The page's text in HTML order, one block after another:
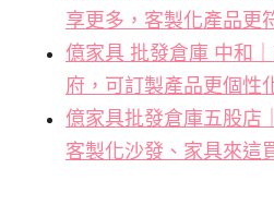
享更多，客製化產品更
億家具 批發倉庫 中和
府，可訂製產品更個性
億家具批發倉庫五股店
客製化沙發、家具來這